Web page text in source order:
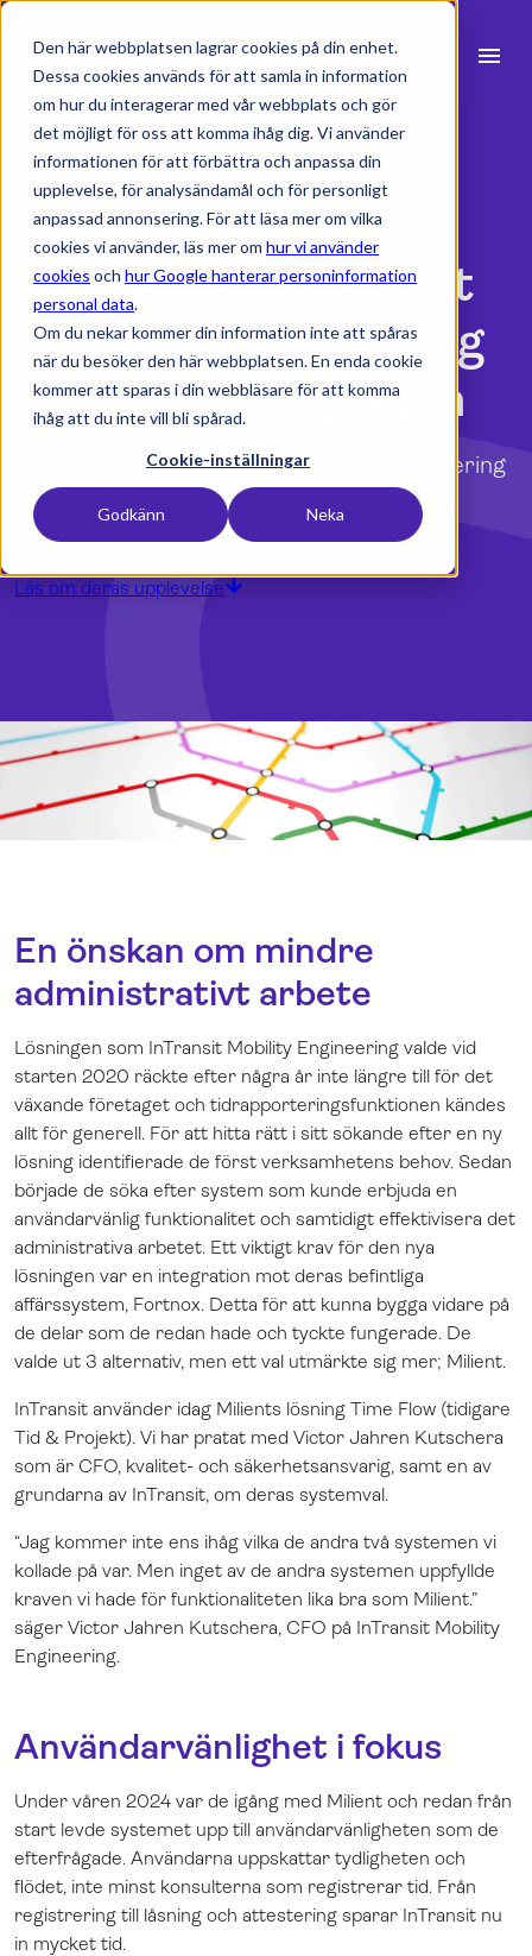
Den här webbplatsen lagrar cookies på din enhet.
Dessa cookies används för att samla in information
om hur du interagerar med vår webbplats och gör
det möjligt för oss att komma ihåg dig. Vi använder
informationen för att förbättra och anpassa din
upplevelse, för analysändamål och för personligt
anpassad annonsering. För att läsa mer om vilka
cookies vi använder, läs mer om hur vi använder
cookies och hur Google hanterar personinformation
personal data.
Om du nekar kommer din information inte att spåras
när du besöker den här webbplatsen. En enda cookie
kommer att sparas i din webbläsare för att komma
ihåg att du inte vill bli spårad.
Cookie-inställningar
Godkänn Neka
menu
Produkter
Branscher
Resurser
Integrationer
search
language
Svenska
Logga in
Referens | InTransit Mobility
Engineering
Med Milient blev det
enkelt att ha ordning
och reda i projekten
Läs mer om hur InTransit Mobility Engineering
effektiviserade sitt administrativa arbete.
Läs om deras upplevelse
En önskan om mindre
administrativt arbete
Lösningen som InTransit Mobility Engineering valde vid
starten 2020 räckte efter några år inte längre till för det
växande företaget och tidrapporteringsfunktionen kändes
allt för generell. För att hitta rätt i sitt sökande efter en ny
lösning identifierade de först verksamhetens behov. Sedan
började de söka efter system som kunde erbjuda en
användarvänlig funktionalitet och samtidigt effektivisera det
administrativa arbetet. Ett viktigt krav för den nya
lösningen var en integration mot deras befintliga
affärssystem, Fortnox. Detta för att kunna bygga vidare på
de delar som de redan hade och tyckte fungerade. De
valde ut 3 alternativ, men ett val utmärkte sig mer; Milient.
InTransit använder idag Milients lösning Time Flow (tidigare
Tid & Projekt). Vi har pratat med Victor Jahren Kutschera
som är CFO, kvalitet- och säkerhetsansvarig, samt en av
grundarna av InTransit, om deras systemval.
“Jag kommer inte ens ihåg vilka de andra två systemen vi
kollade på var. Men inget av de andra systemen uppfyllde
kraven vi hade för funktionaliteten lika bra som Milient.”
säger Victor Jahren Kutschera, CFO på InTransit Mobility
Engineering.
Användarvänlighet i fokus
Under våren 2024 var de igång med Milient och redan från
start levde systemet upp till användarvänligheten som de
efterfrågade. Användarna uppskattar tydligheten och
flödet, inte minst konsulterna som registrerar tid. Från
registrering till låsning och attestering sparar InTransit nu
in mycket tid.